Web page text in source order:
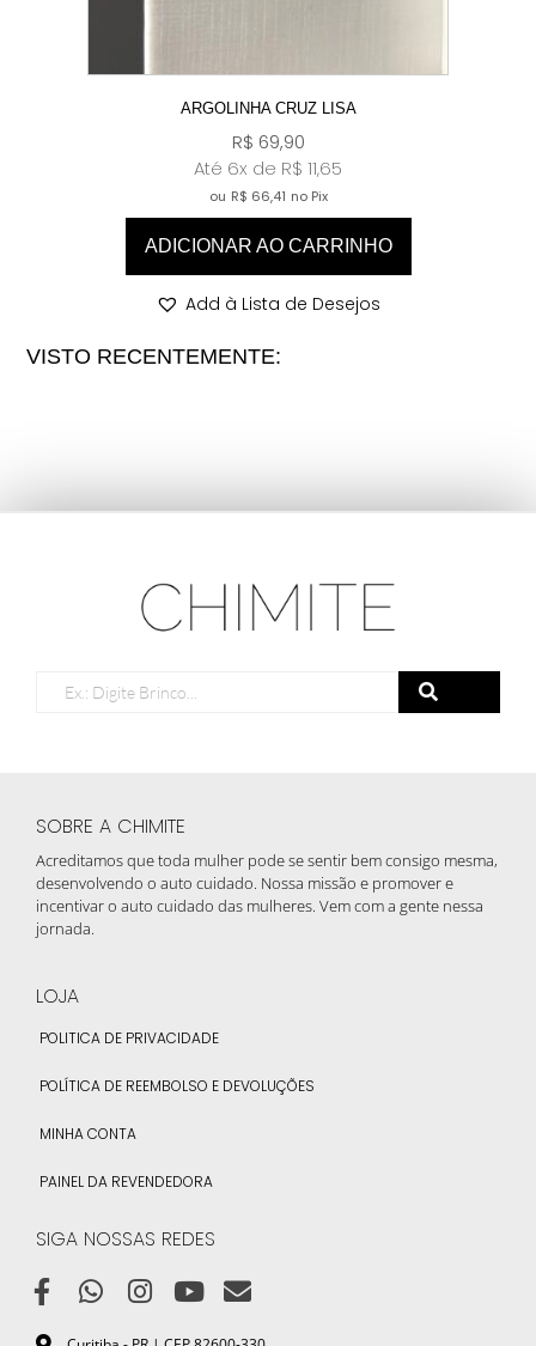
ARGOLINHA CRUZ LISA
R$ 69,90
Até 6x de R$ 11,65
ou R$ 66,41 no Pix
ADICIONAR AO CARRINHO
Add à Lista de Desejos
VISTO RECENTEMENTE:
SOBRE A CHIMITE
Acreditamos que toda mulher pode se sentir bem consigo mesma,
desenvolvendo o auto cuidado. Nossa missão e promover e
incentivar o auto cuidado das mulheres. Vem com a gente nessa
jornada.
LOJA
POLITICA DE PRIVACIDADE
POLÍTICA DE REEMBOLSO E DEVOLUÇÕES
MINHA CONTA
PAINEL DA REVENDEDORA
SIGA NOSSAS REDES